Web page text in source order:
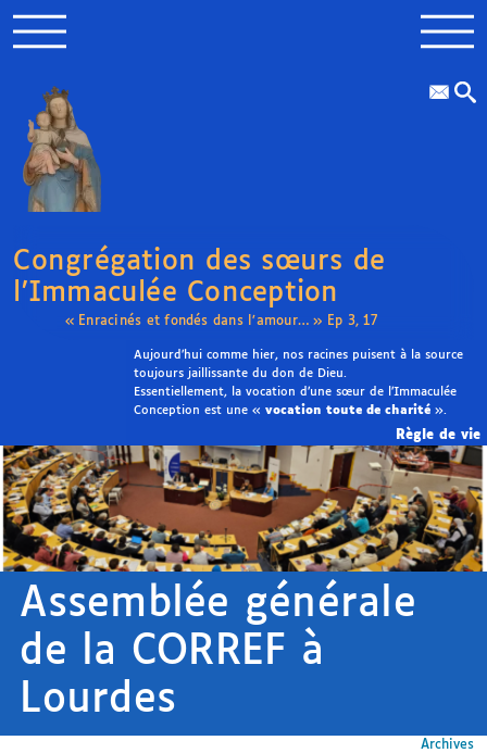
Congrégation des sœurs de
l’Immaculée Conception
« Enracinés et fondés dans l’amour… » Ep 3, 17
Règle de vie
Aujourd’hui comme hier, nos racines puisent à la source
toujours jaillissante du don de Dieu.
Essentiellement, la vocation d’une sœur de l’Immaculée
Conception est une « vocation toute de charité».
Assemblée générale
de la CORREF à
Lourdes
Archives